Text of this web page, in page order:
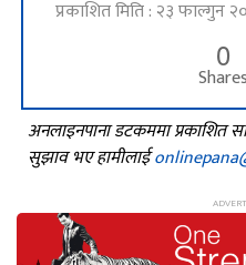
प्रकाशित मिति : २३ फाल्गुन
0
Shares
अनलाइनपाना डटकममा प्रकाशित
सुझाव भए हामीलाई